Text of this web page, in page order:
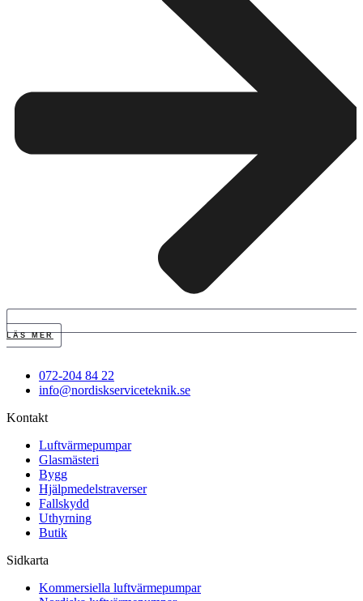
LÄS MER
072-204 84 22
info@nordiskserviceteknik.se
Kontakt
Luftvärmepumpar
Glasmästeri
Bygg
Hjälpmedelstraverser
Fallskydd
Uthyrning
Butik
Sidkarta
Kommersiella luftvärmepumpar